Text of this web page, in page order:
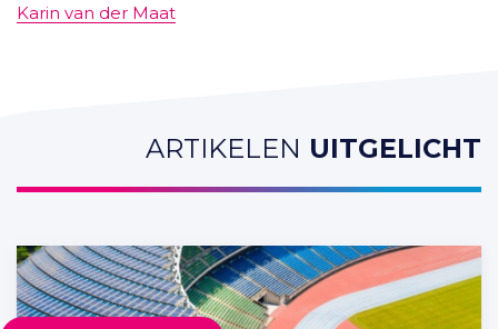
Karin van der Maat
ARTIKELEN UITGELICHT